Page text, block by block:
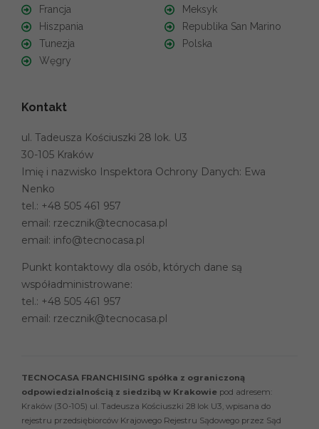
Francja
Hiszpania
Tunezja
Węgry
Meksyk
Republika San Marino
Polska
Kontakt
ul. Tadeusza Kościuszki 28 lok. U3
30-105 Kraków
Imię i nazwisko Inspektora Ochrony Danych: Ewa
Nenko
tel.: +48 505 461 957
email: rzecznik@tecnocasa.pl
email: info@tecnocasa.pl
Punkt kontaktowy dla osób, których dane są
współadministrowane:
tel.: +48 505 461 957
email: rzecznik@tecnocasa.pl
TECNOCASA FRANCHISING spółka z ograniczoną
odpowiedzialnością z siedzibą w Krakowie pod adresem:
Kraków (30-105) ul. Tadeusza Kościuszki 28 lok U3, wpisana do
rejestru przedsiębiorców Krajowego Rejestru Sądowego przez Sąd